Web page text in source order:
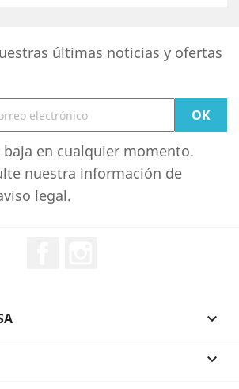
últimas noticias y ofertas
baja en cualquier momento.
nuestra información de
legal.

